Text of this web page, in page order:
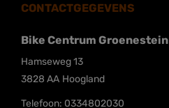
CONTACTGEGEVENS
Bike Centrum Groenestein
Hamseweg 13
3828 AA Hoogland
Telefoon: 0334802030